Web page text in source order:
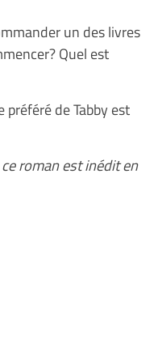
un des livres
Quel est
de Tabby est
roman est inédit en